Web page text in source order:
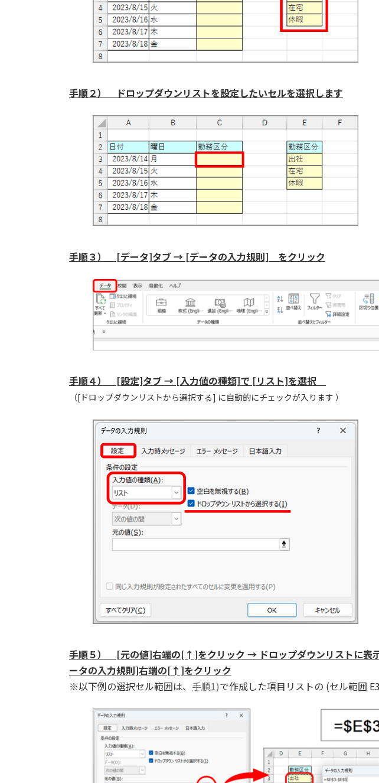
手順２） ドロップダウンリストを設定したいセルを選択します
手順３） [データ]タブ → [データの入力規則] をクリック
手順４） [設定]タブ → [入力値の種類]で [リスト]を選択
（[ドロップダウンリストから選択する] に自動的にチェックが入ります ）
手順５） [元の値]右端の[↑]をクリック → ドロップダウンリストに表
ータの入力規則]右端の[↑]をクリック
※以下例の選択セル範囲は、 手順1)で作成した項目リストの (セル範囲